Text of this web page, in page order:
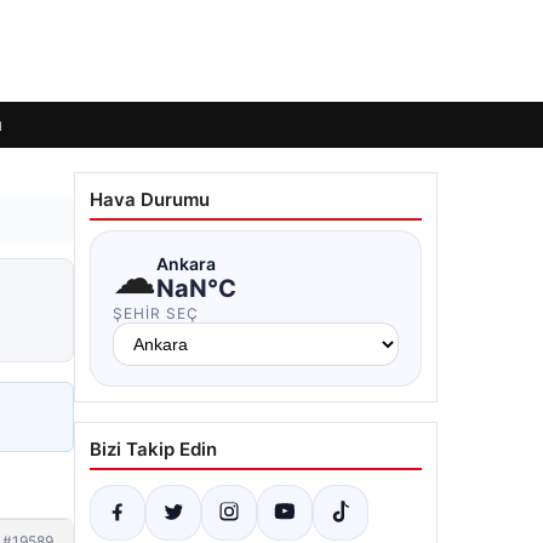
Hava Durumu
☁Ankara
NaN°C
ŞEHIR SEÇ
Bizi Takip Edin